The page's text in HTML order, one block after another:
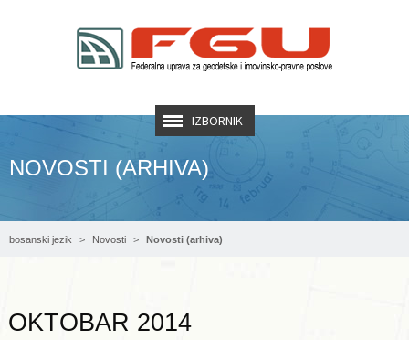
IZBORNIK
NOVOSTI (ARHIVA)
bosanski jezik Novosti Novosti (arhiva)
OKTOBAR 2014